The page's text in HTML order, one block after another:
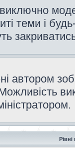
теми і
автором
Рівні